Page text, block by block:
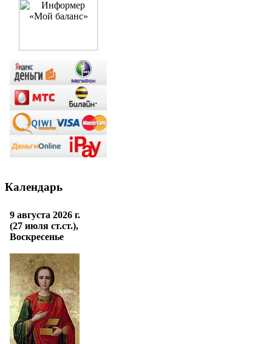
Календарь